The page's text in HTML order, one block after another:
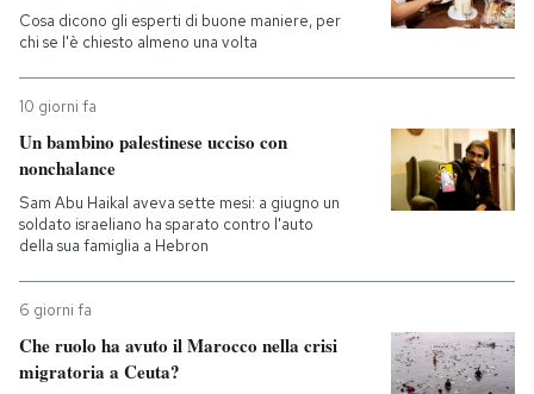
Cosa dicono gli esperti di buone maniere, per
chi se l'è chiesto almeno una volta
10 giorni fa
Un bambino palestinese ucciso con
nonchalance
Sam Abu Haikal aveva sette mesi: a giugno un
soldato israeliano ha sparato contro l'auto
della sua famiglia a Hebron
6 giorni fa
Che ruolo ha avuto il Marocco nella crisi
migratoria a Ceuta?